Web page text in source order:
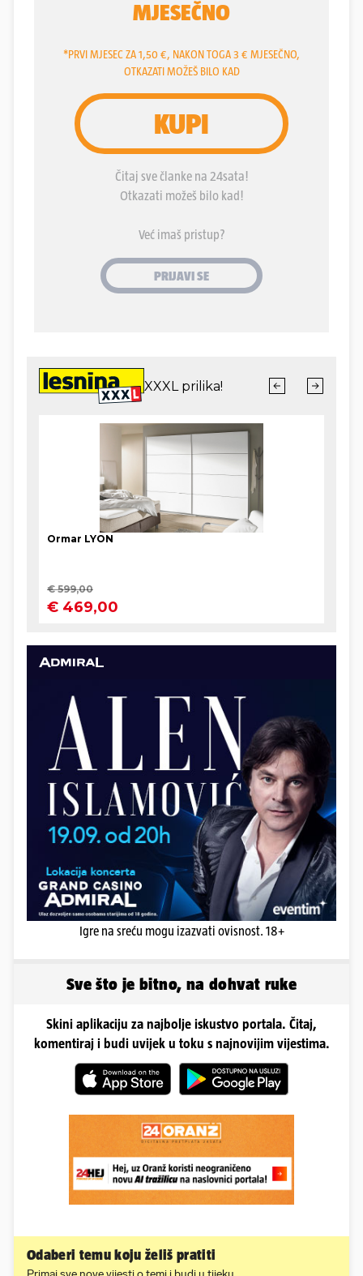
radost naših korisnika, kaže Ivana Jirsak,
ogranak područne Knjižnice "Vladimir Nazor" i
zasad jedina knjižnica u Zagrebu koja ima knjižnicu
Igre na sreću mogu izazvati ovisnost. 18+
Sve što je bitno, na dohvat ruke
Skini aplikaciju za najbolje iskustvo portala. Čitaj,
komentiraj i budi uvijek u toku s najnovijim vijestima.
Odaberi temu koju želiš pratiti